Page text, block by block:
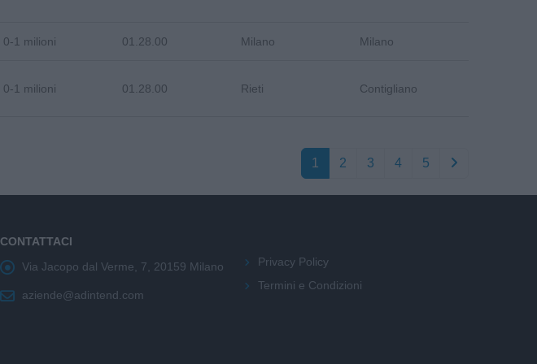
0-1 milioni 01.28.00 Milano Milano
0-1 milioni 01.28.00 Rieti Contigliano
1 2 3 4 5
CONTATTACI
Via Jacopo dal Verme, 7, 20159 Milano
aziende@adintend.com
Privacy Policy
Termini e Condizioni